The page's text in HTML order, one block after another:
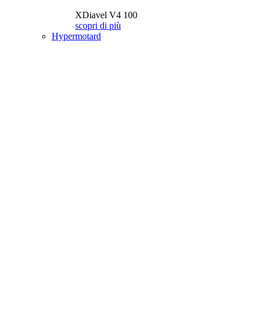
XDiavel V4 100
scopri di più
Hypermotard